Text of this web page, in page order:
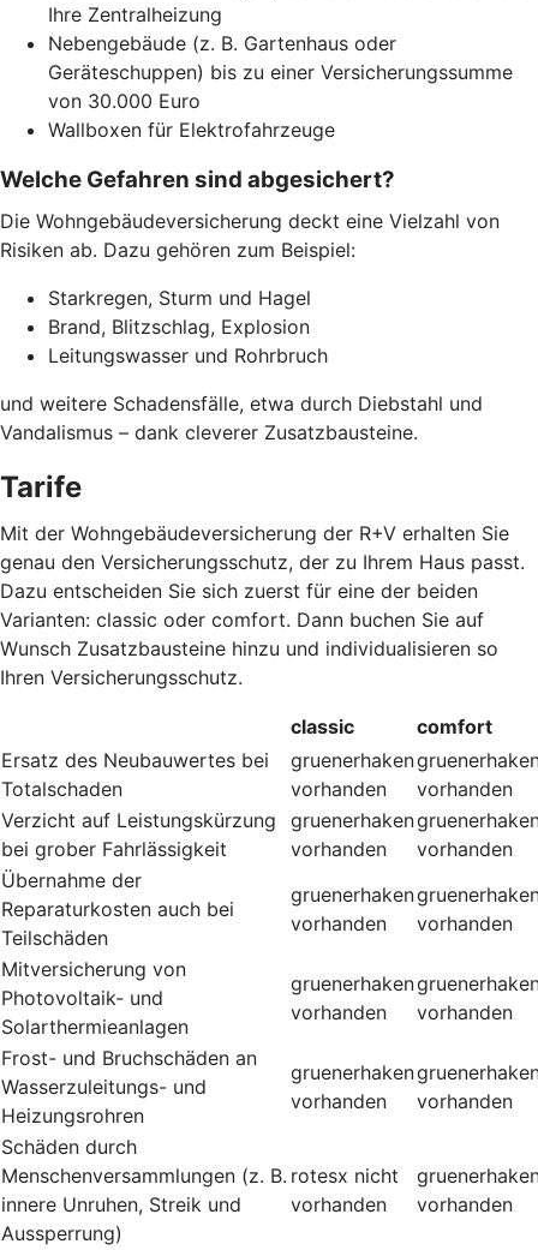
Ihre Zentralheizung
Nebengebäude (z. B. Gartenhaus oder
Geräteschuppen) bis zu einer Versicherungssumme
von 30.000 Euro
Wallboxen für Elektrofahrzeuge
Welche Gefahren sind abgesichert?
Die Wohngebäudeversicherung deckt eine Vielzahl von
Risiken ab. Dazu gehören zum Beispiel:
Starkregen, Sturm und Hagel
Brand, Blitzschlag, Explosion
Leitungswasser und Rohrbruch
und weitere Schadensfälle, etwa durch Diebstahl und
Vandalismus – dank cleverer Zusatzbausteine.
Tarife
Mit der Wohngebäudeversicherung der R+V erhalten Sie
genau den Versicherungsschutz, der zu Ihrem Haus passt.
Dazu entscheiden Sie sich zuerst für eine der beiden
Varianten: classic oder comfort. Dann buchen Sie auf
Wunsch Zusatzbausteine hinzu und individualisieren so
Ihren Versicherungsschutz.
classic
comfort
Ersatz des Neubauwertes bei
Totalschaden
gruenerhaken
vorhanden
vorhanden
Verzicht auf Leistungskürzung
bei grober Fahrlässigkeit
gruenerhaken
vorhanden
vorhanden
Übernahme der
Reparaturkosten auch bei
Teilschäden
gruenerhaken
vorhanden
vorhanden
Mitversicherung von
Photovoltaik- und
Solarthermieanlagen
gruenerhaken
vorhanden
vorhanden
Frost- und Bruchschäden an
Wasserzuleitungs- und
Heizungsrohren
gruenerhaken
vorhanden
vorhanden
Schäden durch
Menschenversammlungen (z. B.
innere Unruhen, Streik und
Aussperrung)
rotesx nicht
vorhanden
vorhanden